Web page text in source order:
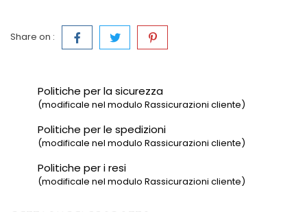
Share on :
Politiche per la sicurezza
(modificale nel modulo Rassicurazioni cliente)
Politiche per le spedizioni
(modificale nel modulo Rassicurazioni cliente)
Politiche per i resi
(modificale nel modulo Rassicurazioni cliente)